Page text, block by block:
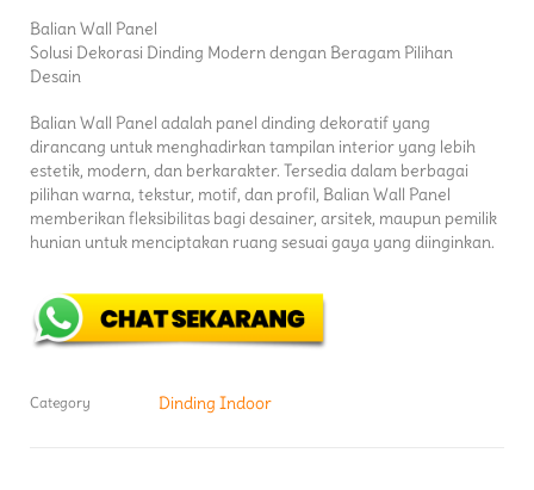
Balian Wall Panel
Solusi Dekorasi Dinding Modern dengan Beragam Pilihan
Desain
Balian Wall Panel adalah panel dinding dekoratif yang
dirancang untuk menghadirkan tampilan interior yang lebih
estetik, modern, dan berkarakter. Tersedia dalam berbagai
pilihan warna, tekstur, motif, dan profil, Balian Wall Panel
memberikan fleksibilitas bagi desainer, arsitek, maupun pemilik
hunian untuk menciptakan ruang sesuai gaya yang diinginkan.
Category Dinding Indoor